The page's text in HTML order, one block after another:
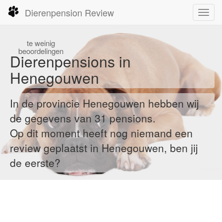
Dierenpension Review
teweinig
beoordelingen
Dierenpensions in
Henegouwen
In de provincie Henegouwen hebben wij
de gegevens van 31 pensions.
Op dit moment heeft nog niemand een
review geplaatst in Henegouwen, ben jij
de eerste?